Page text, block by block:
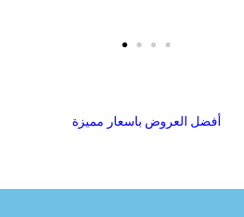
أفضل العروض باسعار مميزة